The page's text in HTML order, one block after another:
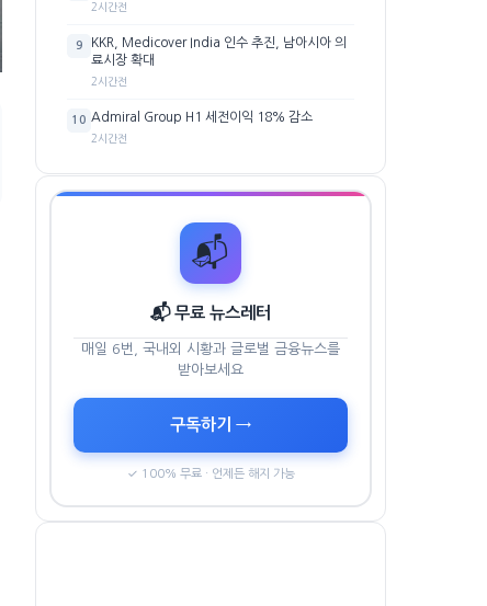
2시간전
9
KKR, Medicover India 인수 추진, 남아시아 의
료시장 확대
2시간전
10 Admiral Group H1 세전이익 18% 감소
2시간전
📬
📬 무료 뉴스레터
매일 6번, 국내외 시황과 글로벌 금융뉴스를
받아보세요
구독하기 →
✓ 100% 무료 · 언제든 해지 가능